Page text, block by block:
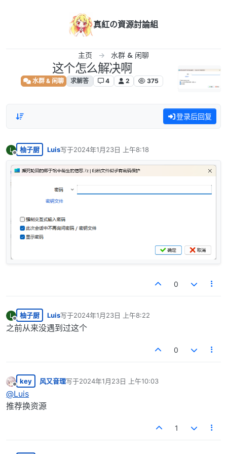
真紅の資源討論組
主页 水群 & 闲聊
这个怎么解决啊
水群 & 闲聊 求解答 4 2 375
登录后回复
L
离线
柚子厨 Luis写于2024年1月23日 上午8:18
最后由 编辑
0
L
离线
柚子厨 Luis写于2024年1月23日 上午8:22
最后由 编辑
之前从来没遇到过这个
0
离线
key 风又音理写于2024年1月23日 上午10:03
最后由 编辑
@Luis
推荐换资源
1